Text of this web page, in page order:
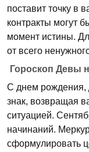
поставит точку в
контракты могут
момент истины.
от всего
Гороскоп Девы
С днем рождения,
знак, возвращая
ситуацией.
начинаний.
сформулировать